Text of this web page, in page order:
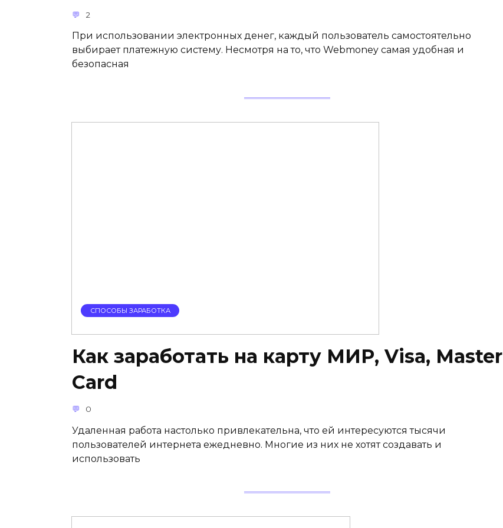
2
При использовании электронных денег, каждый пользователь самостоятельно
выбирает платежную систему. Несмотря на то, что Webmoney самая удобная и
безопасная
СПОСОБЫ ЗАРАБОТКА
Как заработать на карту МИР, Visa, Master
Card
0
Удаленная работа настолько привлекательна, что ей интересуются тысячи
пользователей интернета ежедневно. Многие из них не хотят создавать и
использовать